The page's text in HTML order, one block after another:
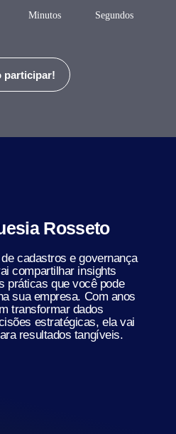
Minutos Segundos
participar!
Rosseto
cadastros e governança
compartilhar insights
práticas que você pode
sua empresa. Com anos
transformar dados
estratégicas, ela vai
resultados tangíveis.